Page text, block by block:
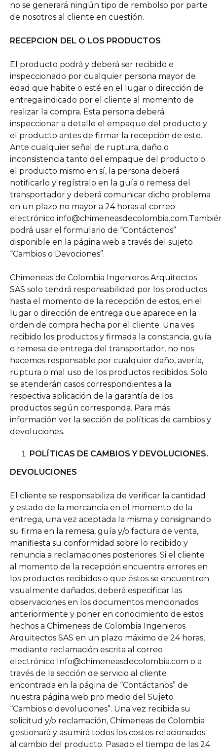
no se generará ningún tipo de rembolso por parte
de nosotros al cliente en cuestión.
RECEPCION DEL O LOS PRODUCTOS
El producto podrá y deberá ser recibido e
inspeccionado por cualquier persona mayor de
edad que habite o esté en el lugar o dirección de
entrega indicado por el cliente al momento de
realizar la compra. Esta persona deberá
inspeccionar a detalle el empaque del producto y
el producto antes de firmar la recepción de este.
Ante cualquier señal de ruptura, daño o
inconsistencia tanto del empaque del producto o
el producto mismo en sí, la persona deberá
notificarlo y regístralo en la guía o remesa del
transportador y deberá comunicar dicho problema
en un plazo no mayor a 24 horas al correo
electrónico info@chimeneasdecolombia.com
podrá usar el formulario de “Contáctenos”
disponible en la página web a través del sujeto
“Cambios o Devociones”.
Chimeneas de Colombia Ingenieros Arquitectos
SAS solo tendrá responsabilidad por los productos
hasta el momento de la recepción de estos, en el
lugar o dirección de entrega que aparece en la
orden de compra hecha por el cliente. Una ves
recibido los productos y firmada la constancia, guía
o remesa de entrega del transportador, no nos
hacemos responsable por cualquier daño, avería,
ruptura o mal uso de los productos recibidos. Solo
se atenderán casos correspondientes a la
respectiva aplicación de la garantía de los
productos según corresponda. Para más
información ver la sección de políticas de cambios y
devoluciones.
POLÍTICAS DE CAMBIOS Y DEVOLUCIONES.
DEVOLUCIONES
El cliente se responsabiliza de verificar la cantidad
y estado de la mercancía en el momento de la
entrega, una vez aceptada la misma y consignando
su firma en la remesa, guía y/o factura de venta,
manifiesta su conformidad sobre lo recibido y
renuncia a reclamaciones posteriores. Si el cliente
al momento de la recepción encuentra errores en
los productos recibidos o que éstos se encuentren
visualmente dañados, deberá especificar las
observaciones en los documentos mencionados
anteriormente y poner en conocimiento de estos
hechos a Chimeneas de Colombia Ingenieros
Arquitectos SAS en un plazo máximo de 24 horas,
mediante reclamación escrita al correo
electrónico Info@chimeneasdecolombia.com o a
través de la sección de servicio al cliente
encontrada en la página de “Contáctanos” de
nuestra página web pro medio del Sujeto
“Cambios o devoluciones”. Una vez recibida su
solicitud y/o reclamación, Chimeneas de Colombia
gestionará y asumirá todos los costos relacionados
al cambio del producto. Pasado el tiempo de las 24